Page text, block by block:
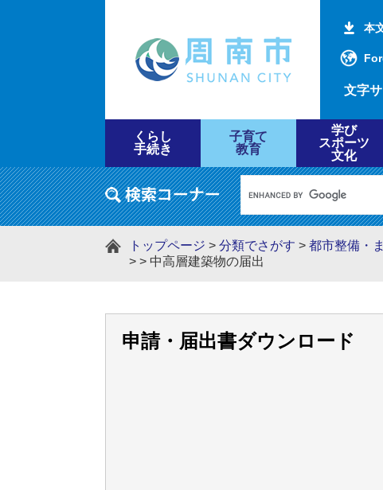
本
文字
くらし
手続き
子育て
教育
学び
スポーツ
文化
トップページ > 分類でさがす > 都市整備・
> > 中高層建築物の届出
申請・届出書ダウンロード